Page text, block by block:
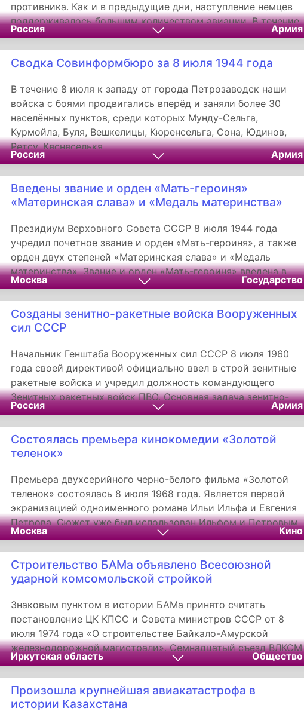
противника. Как и в предыдущие дни, наступление немцев
поддерживалось большим количеством авиации. В течение
всего дня велись ожесточённые воздушные бои.
Россия Армия
Сводка Совинформбюро за 8 июля 1944 года
В течение 8 июля к западу от города Петрозаводск наши
войска с боями продвигались вперёд и заняли более 30
населённых пунктов, среди которых Мунду-Сельга,
Курмойла, Буля, Вешкелицы, Кюренсельга, Сона, Юдинов,
Ретсу, Кясняселькя.
Россия Армия
Введены звание и орден «Мать-героиня»
«Материнская слава» и «Медаль материнства»
Президиум Верховного Совета СССР 8 июля 1944 года
учредил почетное звание и орден «Мать-героиня», а также
орден двух степеней «Материнская слава» и «Медаль
материнства». Звание и орден «Мать-героиня» введена в
качестве награды матерям, родившим и воспитавшим не
менее 10 детей. При этом, «Материнской славой» при
аналогичных условиях награждались матери 9-7 детей, а
«Медалью материнства» - 6 и 5 детей.
Москва Государство
Созданы зенитно-ракетные войска Вооруженных
сил СССР
Начальник Генштаба Вооруженных сил СССР 8 июля 1960
года своей директивой официально ввел в строй зенитные
ракетные войска и учредил должность командующего
Зенитных ракетных войск ПВО. Основная задача зенитно-
ракетных войск - защита важнейших государственных,
экономических, политических, инфраструктурных и
военных объектов, группировок войск и населенных
пунктов от ударов противника с воздуха.
Россия Армия
Состоялась премьера кинокомедии «Золотой
теленок»
Премьера двухсерийного черно-белого фильма «Золотой
теленок» состоялась 8 июля 1968 года. Является первой
экранизацией одноименного романа Ильи Ильфа и Евгения
Петрова. Сюжет уже был использован Ильфом и Петровым
в сценарии фильма 1936 года «Однажды летом». Главные
роли исполнили Сергей Юрский и Леонид Куравлев.
Москва Кино
Строительство БАМа объявлено Всесоюзной
ударной комсомольской стройкой
Знаковым пунктом в истории БАМа принято считать
постановление ЦК КПСС и Совета министров СССР от 8
июля 1974 года «О строительстве Байкало-Амурской
железнодорожной магистрали». Семнадцатый съезд ВЛКСМ
объявил строительство Байкало-Амурской
Железнодорожной магистрали Всесоюзной ударной
комсомольской стройкой. БАМ стал олицетворением
поступательного движения страны вперед, продолжением
Иркутская область Общество
Произошла крупнейшая авиакатастрофа в
истории Казахстана